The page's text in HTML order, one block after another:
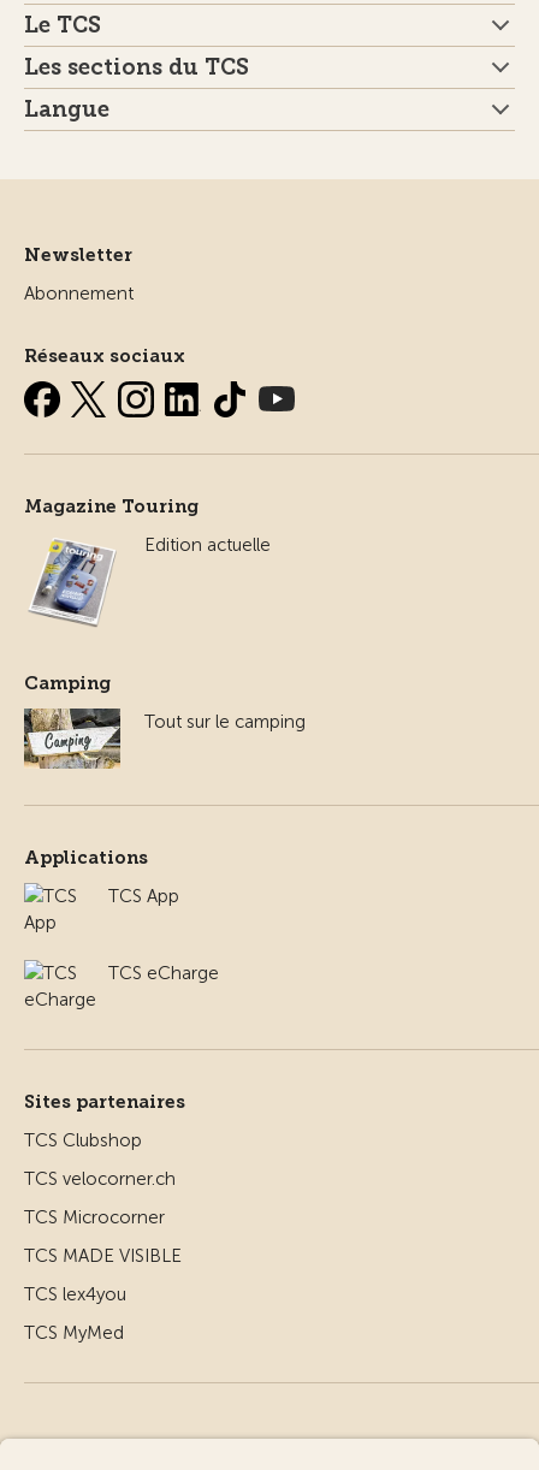
Le TCS
Les sections du TCS
Langue
Newsletter
Abonnement
Réseaux sociaux
Magazine Touring
Edition actuelle
Camping
Tout sur le camping
Applications
TCS App
TCS eCharge
Sites partenaires
TCS Clubshop
TCS velocorner.ch
TCS Microcorner
TCS MADE VISIBLE
TCS lex4you
TCS MyMed